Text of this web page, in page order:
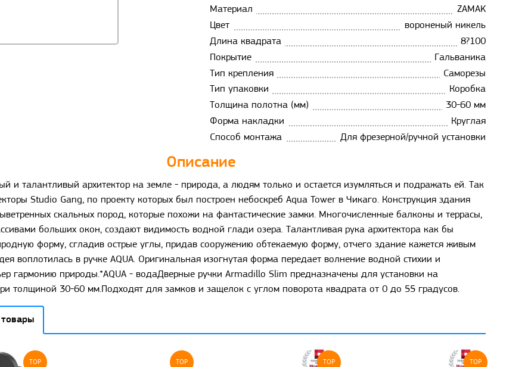
Материал
ZAMAK
Цвет
вороненый никель
Длина квадрата
8?100
Покрытие
Гальваника
Тип крепления
Саморезы
Тип упаковки
Коробка
Толщина полотна (мм)
30-60 мм
Форма накладки
Круглая
Способ монтажа
Для фрезерной/ручной установки
Описание
и талантливый архитектор на земле - природа, а людям только и остается изумляться и подражать ей. Так
Studio Gang, по проекту которых был построен небоскреб Aqua Tower в Чикаго. Конструкция здания
скальных пород, которые похожи на фантастические замки. Многочисленные балконы и террасы,
больших окон, создают видимость водной глади озера. Талантливая рука архитектора как бы
форму, сгладив острые углы, придав сооружению обтекаемую форму, отчего здание кажется живым
воплотилась в ручке AQUA. Оригинальная изогнутая форма передает волнение водной стихии и
гармонию природы.*AQUA - водаДверные ручки Armadillo Slim предназначены для установки на
толщиной 30-60 мм.Подходят для замков и защелок с углом поворота квадрата от 0 до 55 градусов.
TOP TOP TOP TOP